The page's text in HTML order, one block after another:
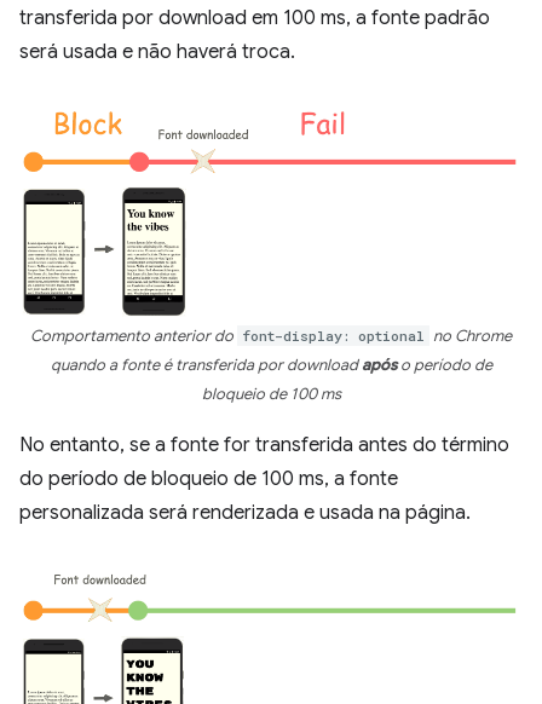
transferida por download em 100 ms, a fonte padrão
será usada e não haverá troca.
Comportamento anterior do font-display: optional
no Chrome
quando a fonte é transferida por downloadapóso período de
bloqueio de 100 ms
No entanto, se a fonte for transferida antes do término
do período de bloqueio de 100 ms, a fonte
personalizada será renderizada e usada na página.